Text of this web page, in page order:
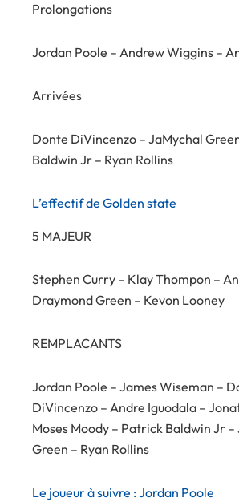
Prolongations
Jordan Poole – Andrew Wiggins –
Arrivées
Donte DiVincenzo – JaMychal
Baldwin Jr – Ryan Rollins
L’effectif de Golden state
5 MAJEUR
Stephen Curry – Klay Thompon –
Draymond Green – Kevon Looney
REMPLACANTS
Jordan Poole – James Wiseman –
DiVincenzo – Andre Iguodala –
Moses Moody – Patrick Baldwin Jr –
Green – Ryan Rollins
Le joueur à suivre : Jordan Poole